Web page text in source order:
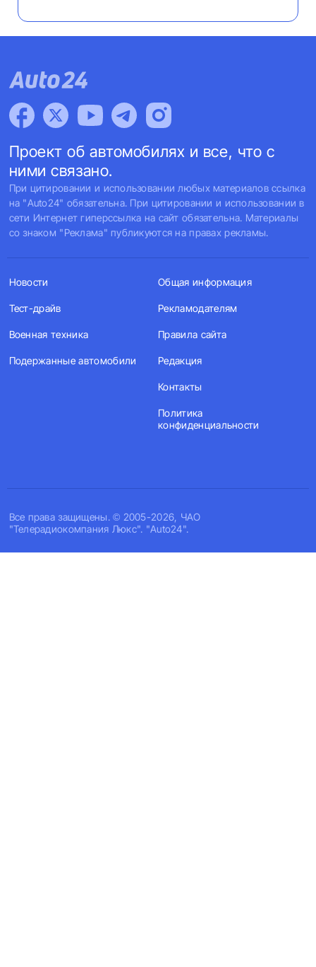
Проект об автомобилях и все, что с
ними связано.
При цитировании и использовании любых материалов ссылка
на "Auto24" обязательна. При цитировании и использовании в
сети Интернет гиперссылка на сайт обязательна. Материалы
со знаком "Реклама" публикуются на правах рекламы.
Все права защищены. © 2005-2026, ЧАО
"Телерадиокомпания Люкс". "Auto24".
Новости
Тест-драйв
Военная техника
Подержанные автомобили
Общая информация
Рекламодателям
Правила сайта
Редакция
Контакты
Политика
конфиденциальности